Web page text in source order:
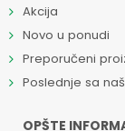
Akcija
Novo u ponudi
Preporučeni
Poslednje sa
OPŠTE